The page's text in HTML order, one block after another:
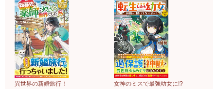
異世界の新婚旅行！ 女神のミスで最強幼女に!?